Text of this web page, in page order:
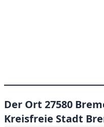
Der Ort 27580
Kreisfreie Stadt